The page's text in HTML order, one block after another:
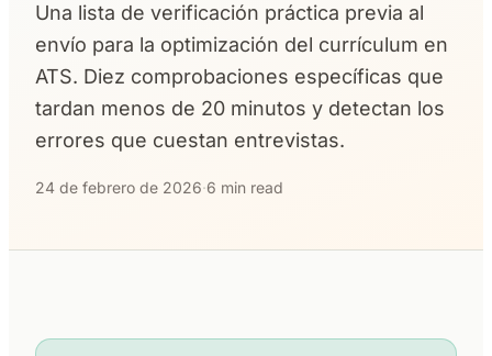
Una lista de verificación práctica previa al
envío para la optimización del currículum en
ATS. Diez comprobaciones específicas que
tardan menos de 20 minutos y detectan los
errores que cuestan entrevistas.
24 de febrero de 2026·6 min read